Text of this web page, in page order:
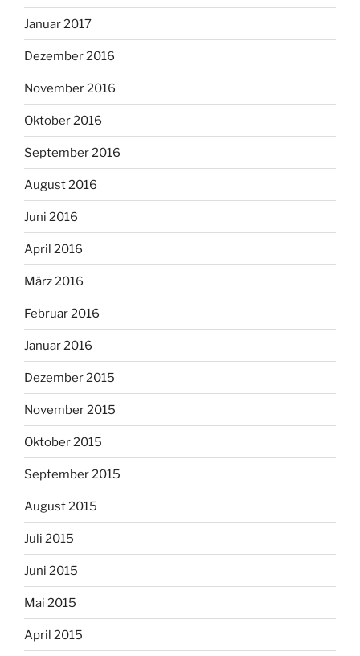
Januar 2017
Dezember 2016
November 2016
Oktober 2016
September 2016
August 2016
Juni 2016
April 2016
März 2016
Februar 2016
Januar 2016
Dezember 2015
November 2015
Oktober 2015
September 2015
August 2015
Juli 2015
Juni 2015
Mai 2015
April 2015